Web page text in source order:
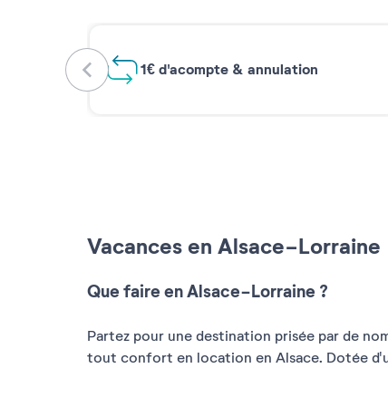
Vacances en Alsace-Lorraine
Que faire en Alsace-Lorraine ?
Partez pour une destination prisée par de
tout confort en location en Alsace. Dotée
1€ d'acompte & annulation